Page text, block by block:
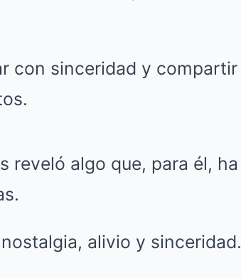
con sinceridad y compartir
reveló algo que, para él, ha
alivio y sinceridad.